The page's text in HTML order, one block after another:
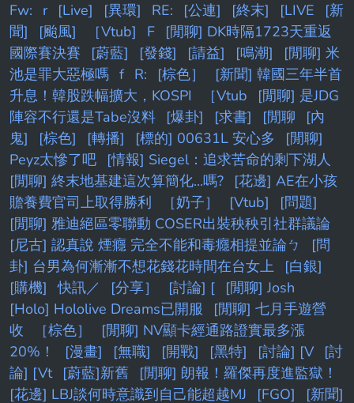
Fw:
r [Live] [異環] RE: [公連] [終末] [LIVE
[新
聞]
[颱風] ［Vtub] F
[閒聊] DK時隔1723天重返
國際賽決賽
[蔚藍] [發錢] [請益] [鳴潮]
[閒聊] 米
池是罪大惡極嗎 f R: [棕色］
[新聞] 韓國三年半首
升息！韓股跌幅擴大，KOSPI
［Vtub
[閒聊] 是JDG
陣容不行還是Tabe沒料
[爆卦] [求書] [閒聊
[內
鬼]
[棕色] [轉播] [標的] 00631L 安心多
[閒聊]
Peyz太慘了吧
[情報] Siegel：追求苦命的剩下湖人
[閒聊] 終末地基建這次算簡化...嗎?
[花邊] AE在小孩
贍養費官司上取得勝利
［奶子］ [Vtub]
[問題]
[閒聊] 雅迪絕區零聯動 COSER出裝秧秧引社群議論
[尼古] 認真說 煙癮 完全不能和毒癮相提並論ㄅ
[問
卦] 台男為何漸漸不想花錢花時間在台女上
[白銀]
[購機]
快訊／ [分享］ [討論] [
[閒聊] Josh
[Holo] Hololive Dreams已開服
[閒聊] 七月手遊營
收
［棕色］
[閒聊] NV顯卡經通路證實最多漲
20%！
[漫畫] [無職] [開戰] [黑特] [討論] [V
[討
論] [Vt
[蔚藍]新舊
[閒聊] 朗報！羅傑再度進監獄！
[花邊] LBJ談何時意識到自己能超越MJ
[FGO] [新聞]